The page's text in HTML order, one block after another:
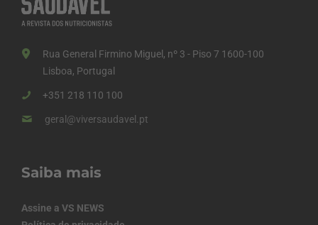
Rua General Firmino Miguel, nº 3 - Piso 7 1600-100
Lisboa, Portugal
+351 218 110 100
geral@viversaudavel.pt
Saiba mais
Assine a VS NEWS